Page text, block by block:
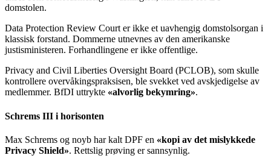
domstolen.
Data Protection Review Court er ikke et uavhengig domstolsorgan i
klassisk forstand. Dommerne utnevnes av den amerikanske
justisministeren. Forhandlingene er ikke offentlige.
Privacy and Civil Liberties Oversight Board (PCLOB), som skulle
kontrollere overvåkingspraksisen, ble svekket ved avskjedigelse av
medlemmer. BfDI uttrykte «alvorlig bekymring».
Schrems III i horisonten
Max Schrems og noyb har kalt DPF en «kopi av det mislykkede
Privacy Shield». Rettslig prøving er sannsynlig.